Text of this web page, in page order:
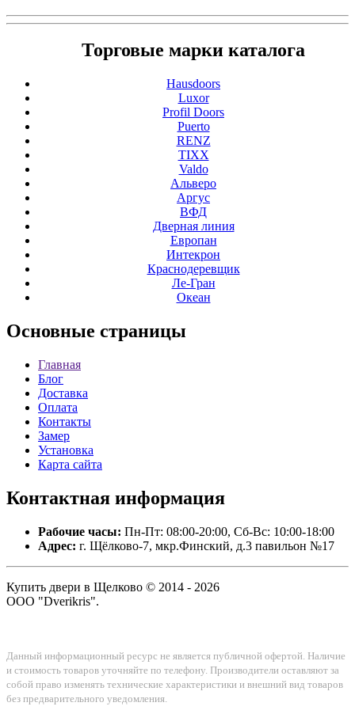
Торговые марки каталога
Hausdoors
Luxor
Profil Doors
Puerto
RENZ
TIXX
Valdo
Альверо
Аргус
ВФД
Дверная линия
Европан
Интекрон
Краснодеревщик
Ле-Гран
Океан
Основные страницы
Главная
Блог
Доставка
Оплата
Контакты
Замер
Установка
Карта сайта
Контактная информация
Рабочие часы: Пн-Пт: 08:00-20:00, Сб-Вс: 10:00-18:00
Адрес: г. Щёлково-7, мкр.Финский, д.3 павильон №17
Купить двери в Щелково © 2014 - 2026
ООО "Dverikris".
Данный информационный ресурс не является публичной офертой. Наличие
и стоимость товаров уточняйте по телефону. Производители оставляют за
собой право изменять технические характеристики и внешний вид товаров
без предварительного уведомления.